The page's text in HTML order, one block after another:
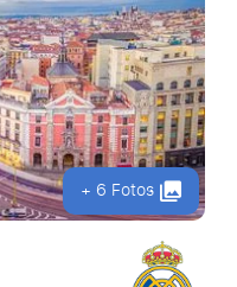
+ 6 Fotos